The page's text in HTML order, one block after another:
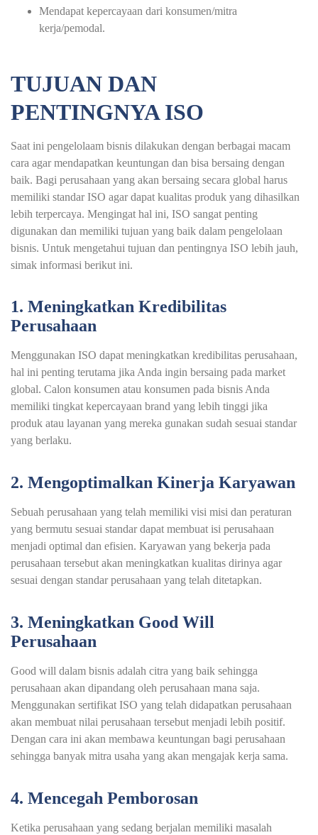
Mendapat kepercayaan dari konsumen/mitra
kerja/pemodal.
TUJUAN DAN
PENTINGNYA ISO
Saat ini pengelolaam bisnis dilakukan dengan berbagai macam
cara agar mendapatkan keuntungan dan bisa bersaing dengan
baik. Bagi perusahaan yang akan bersaing secara global harus
memiliki standar ISO agar dapat kualitas produk yang dihasilkan
lebih terpercaya. Mengingat hal ini, ISO sangat penting
digunakan dan memiliki tujuan yang baik dalam pengelolaan
bisnis. Untuk mengetahui tujuan dan pentingnya ISO lebih jauh,
simak informasi berikut ini.
1. Meningkatkan Kredibilitas
Perusahaan
Menggunakan ISO dapat meningkatkan kredibilitas perusahaan,
hal ini penting terutama jika Anda ingin bersaing pada market
global. Calon konsumen atau konsumen pada bisnis Anda
memiliki tingkat kepercayaan brand yang lebih tinggi jika
produk atau layanan yang mereka gunakan sudah sesuai standar
yang berlaku.
2. Mengoptimalkan Kinerja Karyawan
Sebuah perusahaan yang telah memiliki visi misi dan peraturan
yang bermutu sesuai standar dapat membuat isi perusahaan
menjadi optimal dan efisien. Karyawan yang bekerja pada
perusahaan tersebut akan meningkatkan kualitas dirinya agar
sesuai dengan standar perusahaan yang telah ditetapkan.
3. Meningkatkan Good Will
Perusahaan
Good will dalam bisnis adalah citra yang baik sehingga
perusahaan akan dipandang oleh perusahaan mana saja.
Menggunakan sertifikat ISO yang telah didapatkan perusahaan
akan membuat nilai perusahaan tersebut menjadi lebih positif.
Dengan cara ini akan membawa keuntungan bagi perusahaan
sehingga banyak mitra usaha yang akan mengajak kerja sama.
4. Mencegah Pemborosan
Ketika perusahaan yang sedang berjalan memiliki masalah